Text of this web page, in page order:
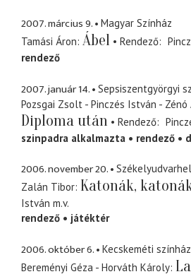
2007. március 9.
Magyar Színház
Tamási Áron Ábel Rendező
rendező
2007. január 14.
Sepsiszentgyörgyi
Pozsgai Zsolt - Pinczés István -
Diploma után Rendező
szinpadra alkalmazta
rendező
2006. november 20.
Zalán Tibor Katonák,
István m.v.
rendező
játéktér
2006. október 6.
Kecskeméti színház
Bereményi Géza - Horváth Károly